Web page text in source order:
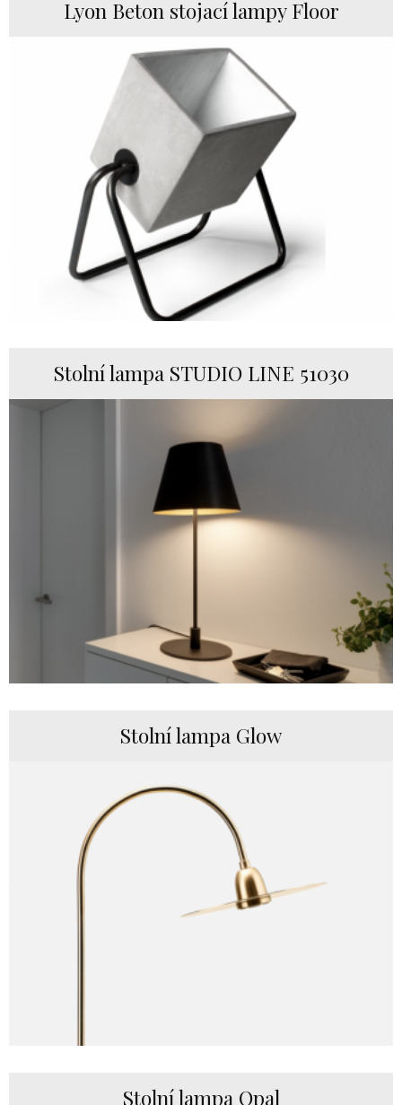
Lyon Beton stojací lampy Floor
Stolní lampa STUDIO LINE 51030
Stolní lampa Glow
Stolní lampa Opal